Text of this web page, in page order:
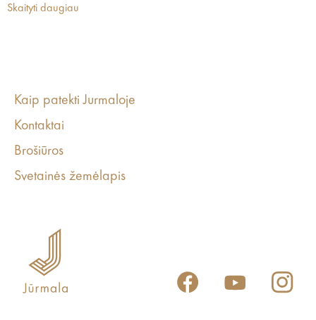
Skaityti daugiau
Kaip patekti Jurmaloje
Kontaktai
Brošiūros
Svetainės žemėlapis